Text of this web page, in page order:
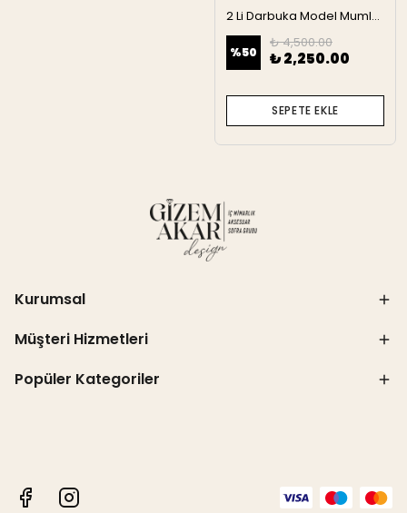
2 Li Darbuka Model Mumluk
%50
₺ 4,500.00
₺ 2,250.00
SEPETE EKLE
Kurumsal
Müşteri Hizmetleri
Popüler Kategoriler